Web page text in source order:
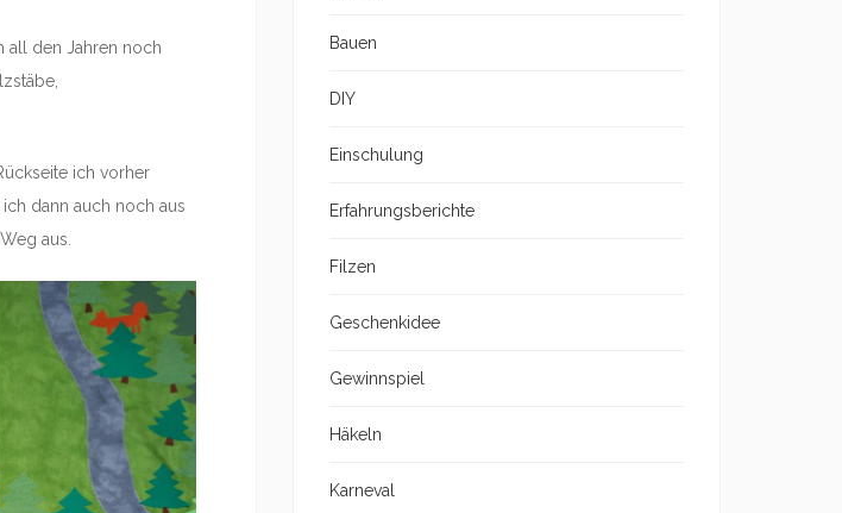
all den Jahren noch
ich vorher
dann auch noch aus
aus.
Bauen
DIY
Einschulung
Erfahrungsberichte
Filzen
Geschenkidee
Gewinnspiel
Häkeln
Karneval